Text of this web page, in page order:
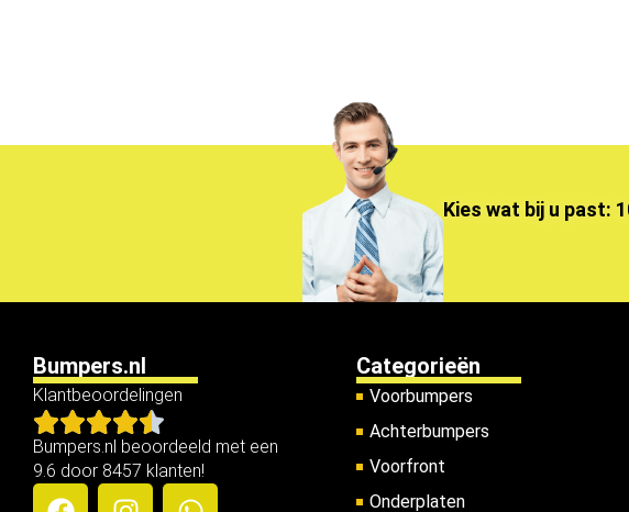
Kies wat bij u past:
Bumpers.nl
Klantbeoordelingen
Bumpers.nl beoordeeld met een
9.6 door 8457 klanten!
Categorieën
Voorbumpers
Achterbumpers
Voorfront
Onderplaten